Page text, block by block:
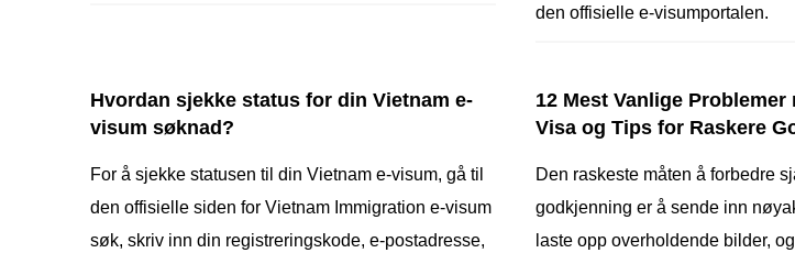
den offisielle e-visumportalen.
Hvordan sjekke status for din Vietnam e-
visum søknad?
For å sjekke statusen til din Vietnam e-visum, gå til
den offisielle siden for Vietnam Immigration e-visum
søk, skriv inn din registreringskode, e-postadresse,
12 Mest Vanlige Problemer
Visa og Tips for Raskere
Den raskeste måten å forbedre
godkjenning er å sende inn
laste opp overholdende bilder,